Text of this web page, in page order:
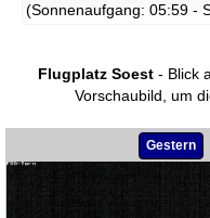
(Sonnenaufgang: 05:59 -
Flugplatz Soest- Blick
Vorschaubild, um
Gestern